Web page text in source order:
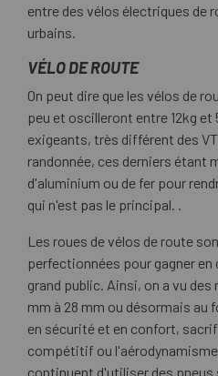
entre des vélos électriques de
urbains.
VÉLO DE ROUTE
On peut dire que les vélos de
peu et oscilleront entre 12kg et
exigeants, très différent des
randonnée, ces derniers
d'aluminium ou de fer pour
qui n'est pas le principal. .
Les roues de vélos de route
perfectionnées pour gagner
grand public. Ainsi, on a vu des
mm à 28 mm ou désormais au
en sécurité et en confort,
compétitif ou
continuent d'utiliser des